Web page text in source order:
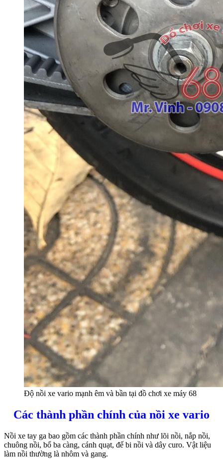
Độ nồi xe vario mạnh êm và bần tại đồ chơi xe máy 68
Các thành phần chính của nồi xe vario
Nồi xe tay ga bao gồm các thành phần chính như lõi nồi, nắp nồi,
chuông nồi, bố ba càng, cánh quạt, đế bi nồi và dây curo. Vật liệu
làm nồi thường là nhôm và gang.